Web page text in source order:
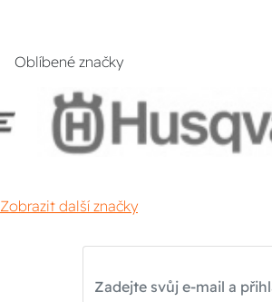
Oblíbené značky
Zobrazit další značky